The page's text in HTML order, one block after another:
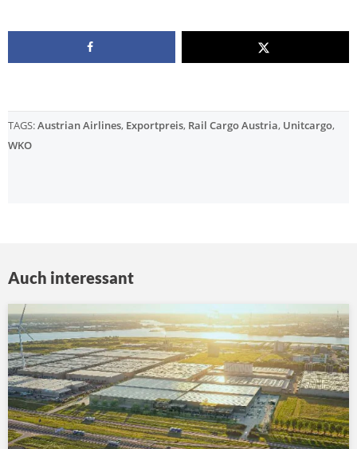
TAGS:Austrian Airlines, Exportpreis, Rail Cargo Austria, Unitcargo,
WKO
Auch interessant